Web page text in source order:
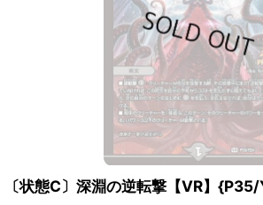
〔状態C〕深淵の逆転撃【VR】